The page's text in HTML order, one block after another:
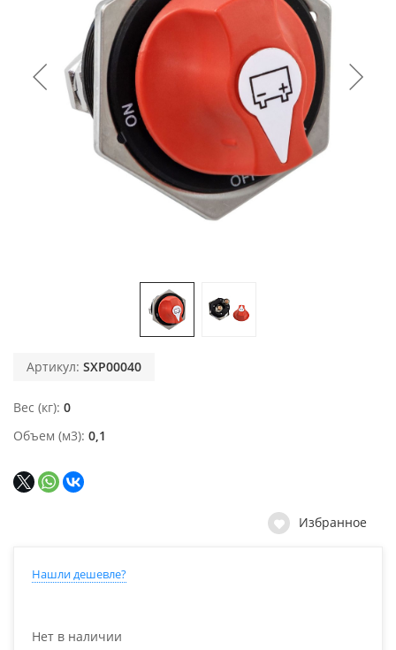
Артикул: SXP00040
Вес (кг) 0
Объем (м3) 0,1
Избранное
Нашли дешевле?
Нет в наличии